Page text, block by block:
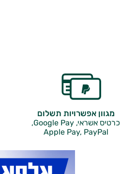
מגוון אפשרויות תשלום
כרטיס אשראי, Google Pay,
Apple Pay, PayPal